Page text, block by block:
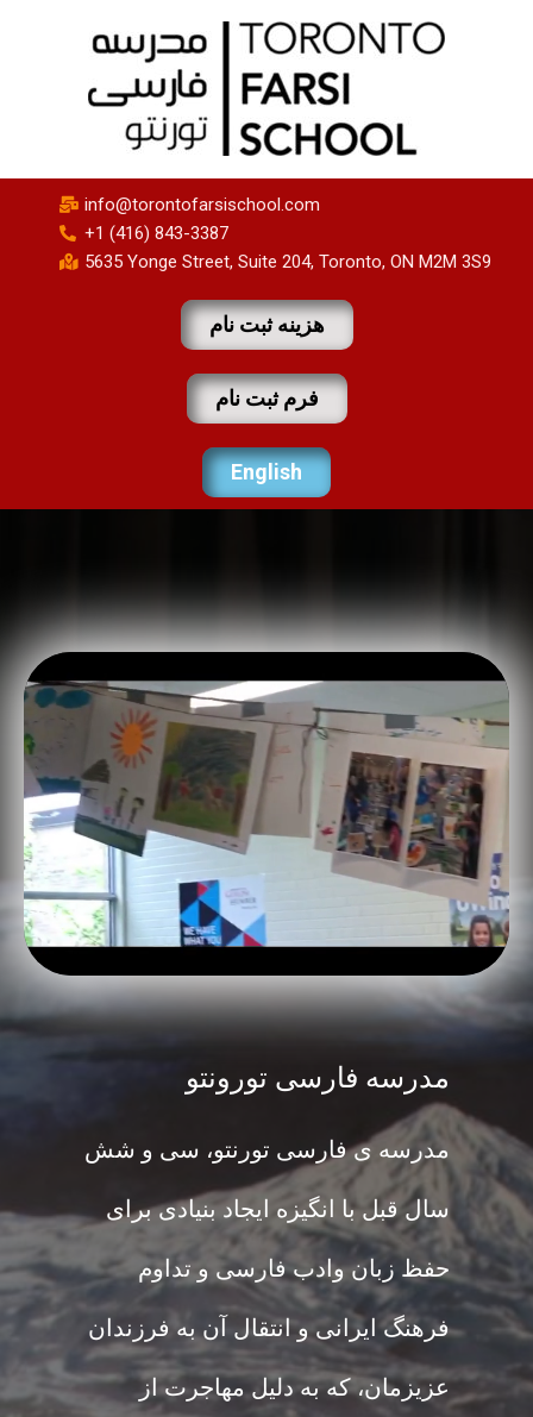
info@torontofarsischool.com
+1 (416) 843-3387
5635 Yonge Street, Suite 204, Toronto, ON M2M 3S9
هزینه ثبت نام
فرم ثبت نام
English
مدرسه فارسی تورونتو
مدرسه ی فارسی تورنتو، سی و شش
سال قبل با انگیزه ایجاد بنیادی برای
حفظ زبان وادب فارسی و تداوم
فرهنگ ایرانی و انتقال آن به فرزندان
عزیزمان، که به دلیل مهاجرت از